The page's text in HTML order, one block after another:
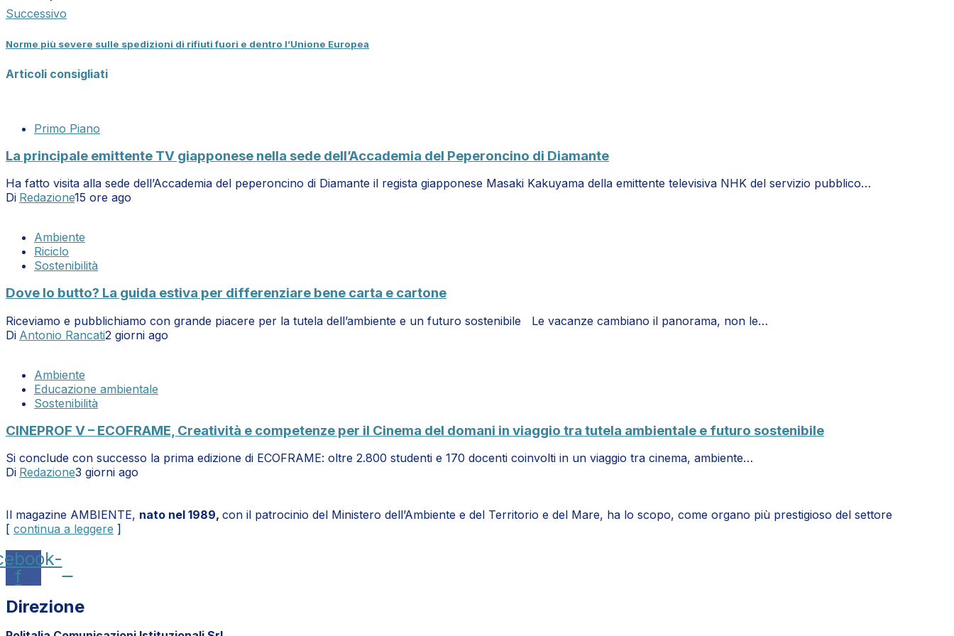
Successivo
Norme più severe sulle spedizioni di rifiuti fuori e dentro l’Unione Europea
Articoli consigliati
Primo Piano
La principale emittente TV giapponese nella sede dell’Accademia del Peperoncino di Diamante
Ha fatto visita alla sede dell’Accademia del peperoncino di Diamante il regista giapponese Masaki Kakuyama della emittente televisiva NHK del servizio pubblico…
Di Redazione15 ore ago
Ambiente
Riciclo
Sostenibilità
Dove lo butto? La guida estiva per differenziare bene carta e cartone
Riceviamo e pubblichiamo con grande piacere per la tutela dell’ambiente e un futuro sostenibile Le vacanze cambiano il panorama, non le…
Di Antonio Rancati2 giorni ago
Ambiente
Educazione ambientale
Sostenibilità
CINEPROF V – ECOFRAME, Creatività e competenze per il Cinema del domani in viaggio tra tutela ambientale e futuro sostenibile
Si conclude con successo la prima edizione di ECOFRAME: oltre 2.800 studenti e 170 docenti coinvolti in un viaggio tra cinema, ambiente…
Di Redazione3 giorni ago
Il magazine AMBIENTE, nato nel 1989, con il patrocinio del Ministero dell’Ambiente e del Territorio e del Mare, ha lo scopo, come organo più prestigioso del settore
[ continua a leggere ]
f
Direzione